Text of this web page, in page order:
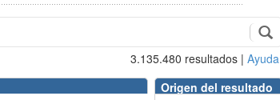
3.135.480 resultados | Ayuda
Origen del resultado